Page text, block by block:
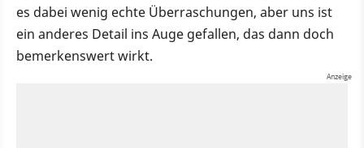
es dabei wenig echte Überraschungen, aber uns ist
ein anderes Detail ins Auge gefallen, das dann doch
bemerkenswert wirkt.